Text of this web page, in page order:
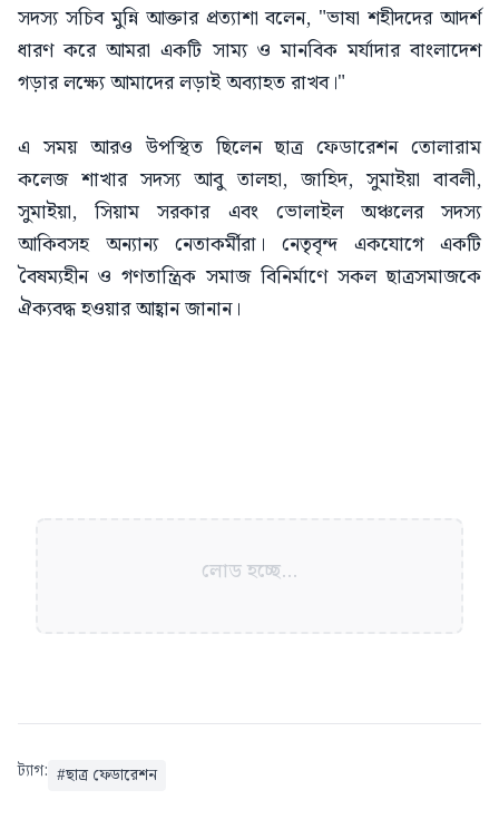
সদস্য সচিব মুন্নি আক্তার প্রত্যাশা বলেন, "ভাষা শহীদদের আদর্শ
ধারণ করে আমরা একটি সাম্য ও মানবিক মর্যাদার বাংলাদেশ
গড়ার লক্ষ্যে আমাদের লড়াই অব্যাহত রাখব।"
এ সময় আরও উপস্থিত ছিলেন ছাত্র ফেডারেশন তোলারাম
কলেজ শাখার সদস্য আবু তালহা, জাহিদ, সুমাইয়া বাবলী,
সুমাইয়া, সিয়াম সরকার এবং ভোলাইল অঞ্চলের সদস্য
আকিবসহ অন্যান্য নেতাকর্মীরা। নেতৃবৃন্দ একযোগে একটি
বৈষম্যহীন ও গণতান্ত্রিক সমাজ বিনির্মাণে সকল ছাত্রসমাজকে
ঐক্যবদ্ধ হওয়ার আহ্বান জানান।
লোড হচ্ছে...
ট্যাগ: #ছাত্র ফেডারেশন